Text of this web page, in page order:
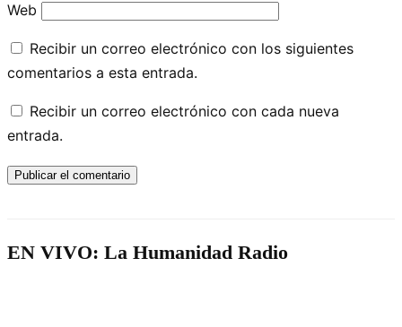
Web
Recibir un correo electrónico con los siguientes
comentarios a esta entrada.
Recibir un correo electrónico con cada nueva
entrada.
EN VIVO: La Humanidad Radio